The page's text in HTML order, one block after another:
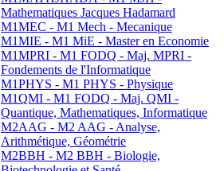
Mathematiques Jacques Hadamard
M1MEC - M1 Mech - Mecanique
M1MIE - M1 MiE - Master en Economie
M1MPRI - M1 FODQ - Maj. MPRI -
Fondements de l'Informatique
M1PHYS - M1 PHYS - Physique
M1QMI - M1 FODQ - Maj. QMI -
Quantique, Mathematiques, Informatique
M2AAG - M2 AAG - Analyse,
Arithmétique, Géométrie
M2BBH - M2 BBH - Biologie,